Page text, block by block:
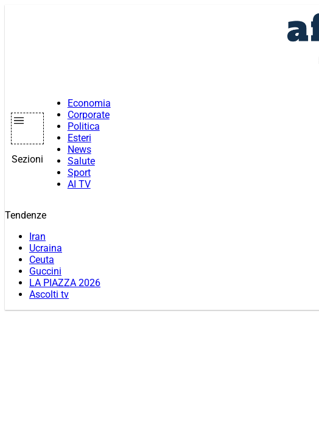
Sezioni
Economia
Corporate
Politica
Esteri
News
Salute
Sport
AI TV
Tendenze
Iran
Ucraina
Ceuta
Guccini
LA PIAZZA 2026
Ascolti tv